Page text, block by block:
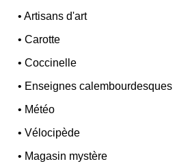
•Artisans d'art
•Carotte
•Coccinelle
• Enseignes calembourdesques
• Météo
•Vélocipède
• Magasin mystère